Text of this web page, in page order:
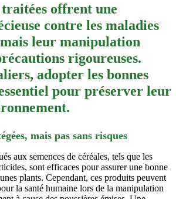
traitées offrent une
contre les maladies
leur manipulation
rigoureuses.
adopter les bonnes
pour préserver leur
mais pas sans risques
aux semences de céréales, tels que les
sont efficaces pour assurer une bonne
plants. Cependant, ces produits peuvent
la santé humaine lors de la manipulation